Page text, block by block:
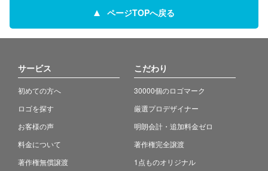
ページTOPへ戻る
サービス
初めての方へ
ロゴを探す
お客様の声
料金について
著作権無償譲渡
こだわり
30000個のロゴマーク
厳選プロデザイナー
明朗会計・追加料金ゼロ
著作権完全譲渡
1点ものオリジナル